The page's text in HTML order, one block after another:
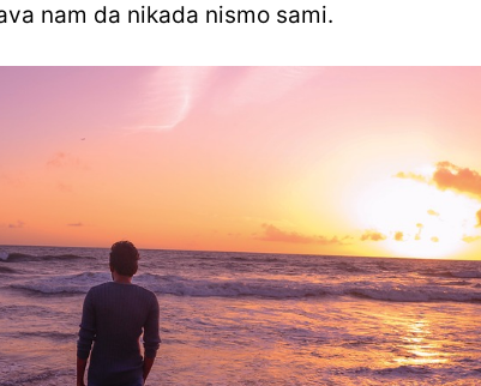
nam da nikada nismo sami.